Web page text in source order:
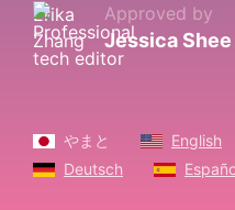
Approved by
Jessica Shee
やまと English
Deutsch